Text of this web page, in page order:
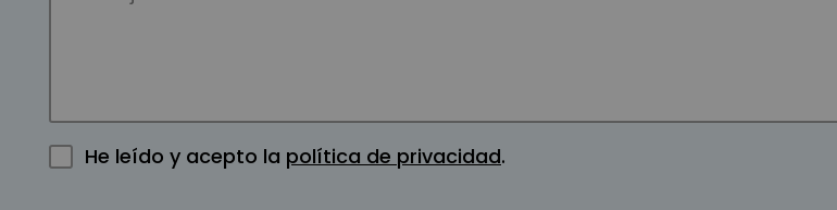
He leído y acepto la política de privacidad.